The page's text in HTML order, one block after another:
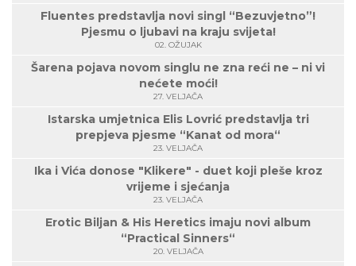
Fluentes predstavlja novi singl “Bezuvjetno”!
Pjesmu o ljubavi na kraju svijeta!
02. OŽUJAK
Šarena pojava novom singlu ne zna reći ne – ni vi
nećete moći!
27. VELJAČA
Istarska umjetnica Elis Lovrić predstavlja tri
prepjeva pjesme “Kanat od mora“
23. VELJAČA
Ika i Vića donose "Klikere" - duet koji pleše kroz
vrijeme i sjećanja
23. VELJAČA
Erotic Biljan & His Heretics imaju novi album
“Practical Sinners“
20. VELJAČA